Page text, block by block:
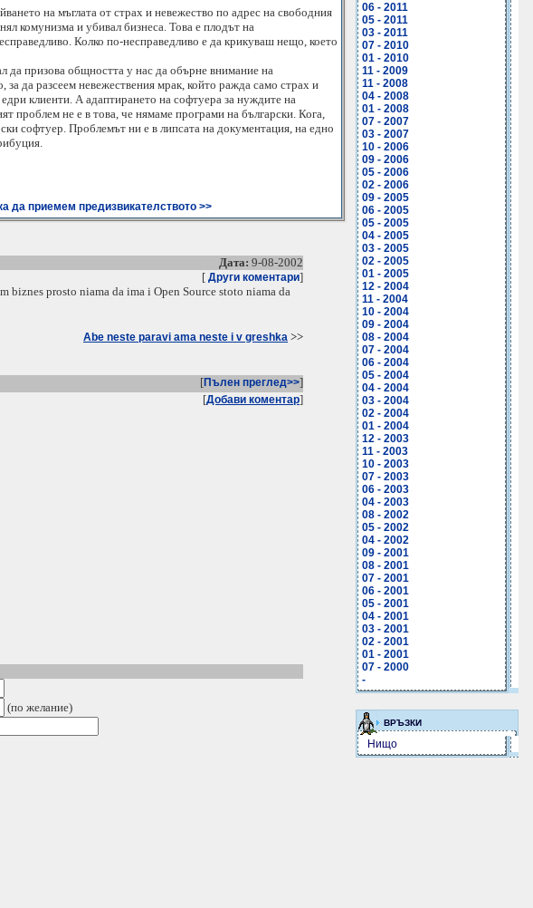
на мъглата от страх и невежество по адрес на свободния
комунизма и убивал бизнеса. Това е плодът на
Колко по-несправедливо е да крикуваш нещо, което
да призова общността у нас да обърне внимание на
да разсеем невежествения мрак, който ражда само страх и
клиенти. А адаптирането на софтуера за нуждите на
проблем не е в това, че нямаме програми на български. Кога,
софтуер. Проблемът ни е в липсата на документация, на едно
да приемем предизвикателството >>
Дата: 9-08-2002
[ Други коментари]
biznes prosto niama da ima i Open Source stoto niama da
Abe neste paravi ama neste i v greshka >>
[Пълен преглед>>]
[Добави коментар]
(по желание)
06 - 2011
05 - 2011
03 - 2011
07 - 2010
01 - 2010
11 - 2009
11 - 2008
04 - 2008
01 - 2008
07 - 2007
03 - 2007
10 - 2006
09 - 2006
05 - 2006
02 - 2006
09 - 2005
06 - 2005
05 - 2005
04 - 2005
03 - 2005
02 - 2005
01 - 2005
12 - 2004
11 - 2004
10 - 2004
09 - 2004
08 - 2004
07 - 2004
06 - 2004
05 - 2004
04 - 2004
03 - 2004
02 - 2004
01 - 2004
12 - 2003
11 - 2003
10 - 2003
07 - 2003
06 - 2003
04 - 2003
08 - 2002
05 - 2002
04 - 2002
09 - 2001
08 - 2001
07 - 2001
06 - 2001
05 - 2001
04 - 2001
03 - 2001
02 - 2001
01 - 2001
07 - 2000
-
ВРЪЗКИ
Нищо